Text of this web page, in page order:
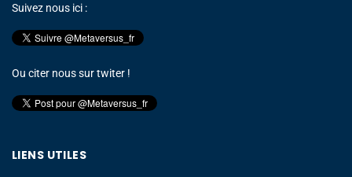
Suivez nous ici :
Ou citer nous sur twiter !
LIENS UTILES